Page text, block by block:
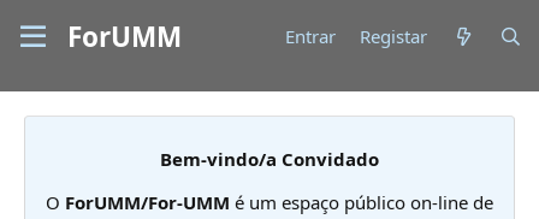
ForUMM Entrar Registar
Bem-vindo/a Convidado
O ForUMM/For-UMM é um espaço público on-line de